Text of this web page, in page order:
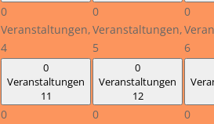
0
Veranstaltungen,
4
0
Veranstaltungen,
5
0
6
0
Veranstaltungen
11
0
0
Veranstaltungen
12
0
0